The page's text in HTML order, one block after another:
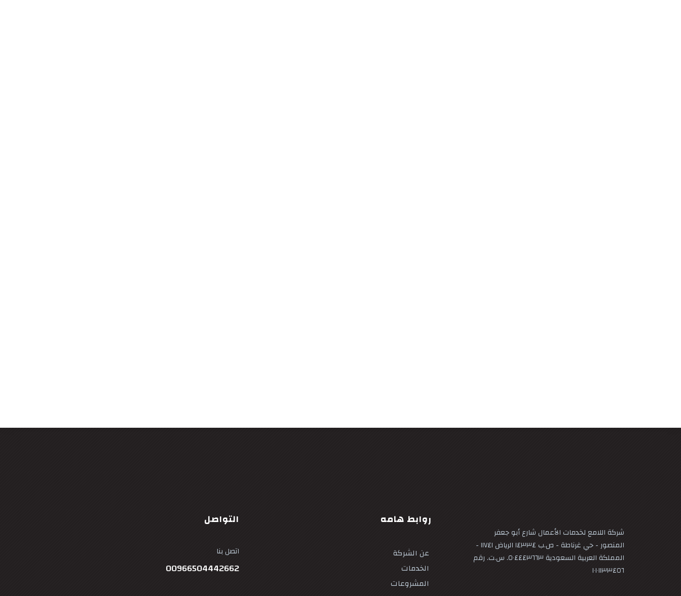
شركة اللامع لخدمات الأعمال شارع أبو جعفر
المنصور - حي غرناطة - ص.ب ١٤٣٣٤ الرياض ١١٧٤١ -
المملكة العربية السعودية ٥٠٤٤٤٣٦٦٣. س.ت. رقم
١٠١٠١١٣٣٤٥٦
روابط هامه
عن الشركة
الخدمات
المشروعات
التواصل
اتصل بنا
00966504442662